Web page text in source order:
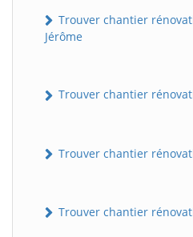
Trouver chantier
Jérôme
Trouver chantier
Trouver chantier
Trouver chantier